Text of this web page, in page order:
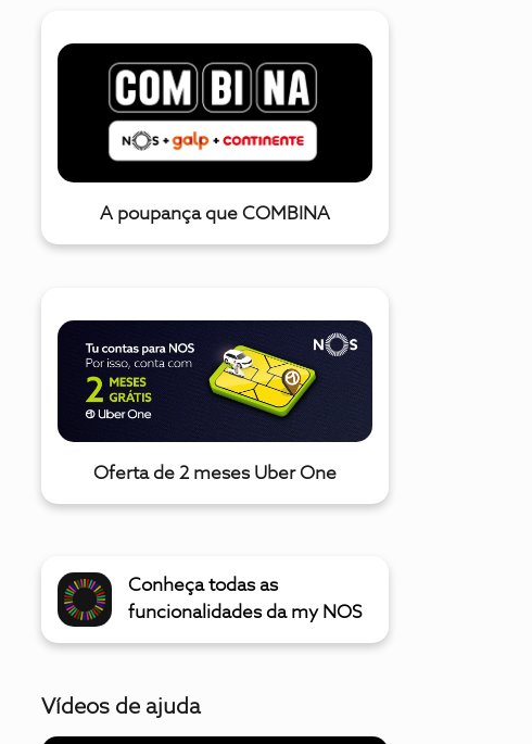
A poupança que COMBINA
Oferta de 2 meses Uber One
Conheça todas as
funcionalidades da my NOS
Vídeos de ajuda